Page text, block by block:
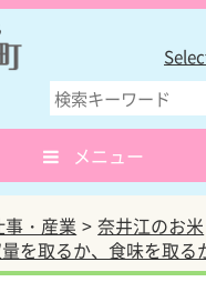
メニュー
事・産業
奈井江のお米
を取るか、食味を取る